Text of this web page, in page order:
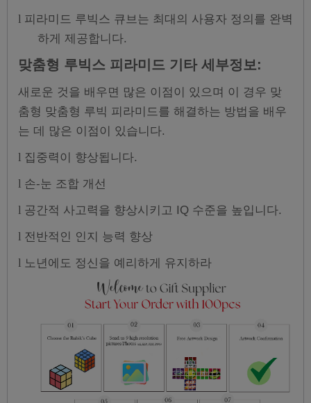
l 피라미드 루빅스 큐브는 최대의 사용자 정의를 완벽
하게 제공합니다.
맞춤형 루빅스 피라미드 기타 세부정보:
새로운 것을 배우면 많은 이점이 있으며 이 경우 맞
춤형 맞춤형 루빅 피라미드를 해결하는 방법을 배우
는 데 많은 이점이 있습니다.
l 집중력이 향상됩니다.
l 손-눈 조합 개선
l 공간적 사고력을 향상시키고 IQ 수준을 높입니다.
l 전반적인 인지 능력 향상
l 노년에도 정신을 예리하게 유지하라